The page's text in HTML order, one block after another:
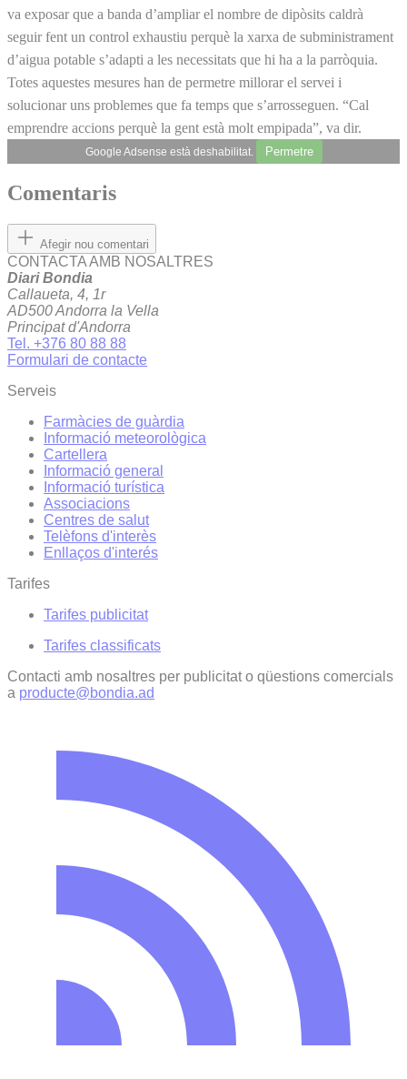
va exposar que a banda d’ampliar el nombre de dipòsits caldrà
seguir fent un control exhaustiu perquè la xarxa de subministrament
d’aigua potable s’adapti a les necessitats que hi ha a la parròquia.
Totes aquestes mesures han de permetre millorar el servei i
solucionar uns problemes que fa temps que s’arrosseguen. “Cal
emprendre accions perquè la gent està molt empipada”, va dir.
Google Adsense està deshabilitat. Permetre
Comentaris
Afegir nou comentari
CONTACTA AMB NOSALTRES
Diari Bondia
Callaueta, 4, 1r
AD500 Andorra la Vella
Principat d'Andorra
Tel. +376 80 88 88
Formulari de contacte
Serveis
Farmàcies de guàrdia
Informació meteorològica
Cartellera
Informació general
Informació turística
Associacions
Centres de salut
Telèfons d'interès
Enllaços d'interés
Tarifes
Tarifes publicitat
Tarifes classificats
Contacti amb nosaltres per publicitat o qüestions comercials
a producte@bondia.ad